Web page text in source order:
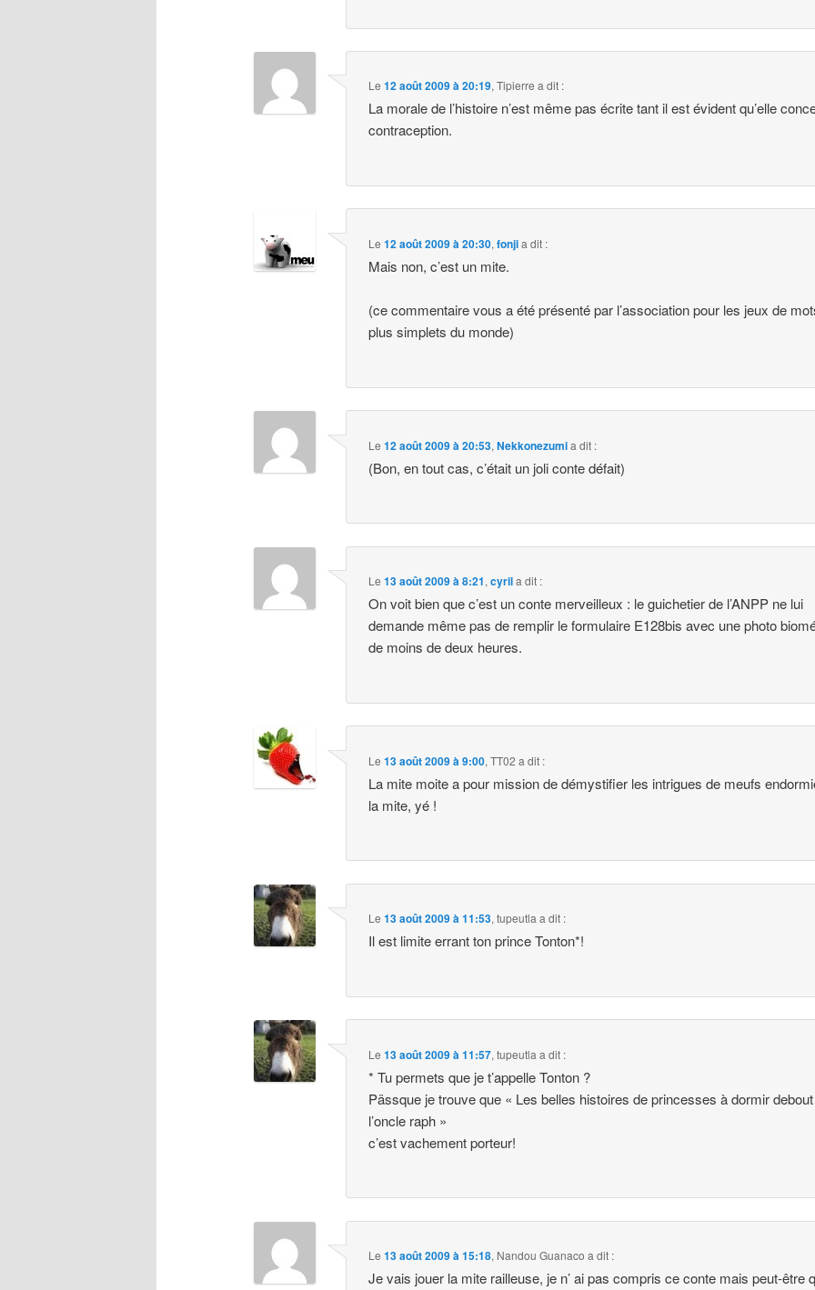
Le12 août 2009 à 20:19,Tipierre a dit :
La morale de l’histoire n’est même pas écrite tant il est évident qu’elle
contraception.
Le12 août 2009 à 20:30,fonjia dit :
Mais non, c’est un mite.
(ce commentaire vous a été présenté par l’association pour les jeux de
plus simplets du monde)
Le12 août 2009 à 20:53,Nekkonezumia dit :
(Bon, en tout cas, c’était un joli conte défait)
Le13 août 2009 à 8:21,cyrila dit :
On voit bien que c’est un conte merveilleux : le guichetier de l’ANPP ne lui
demande même pas de remplir le formulaire E128bis avec une photo
de moins de deux heures.
Le13 août 2009 à 9:00,TT02 a dit :
La mite moite a pour mission de démystifier les intrigues de meufs
la mite, yé !
Le13 août 2009 à 11:53,tupeutla a dit :
Il est limite errant ton prince Tonton*!
Le13 août 2009 à 11:57,tupeutla a dit :
* Tu permets que je t’appelle Tonton ?
Pässque je trouve que « Les belles histoires de princesses à dormir
l’oncle raph »
c’est vachement porteur!
Le13 août 2009 à 15:18, Nandou Guanaco a dit :
Je vais jouer la mite railleuse, je n’ ai pas compris ce conte mais peut-être